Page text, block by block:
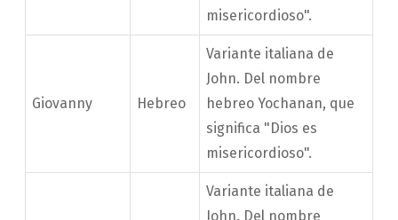
misericordioso".
Giovanny Hebreo
Variante italiana de
John. Del nombre
hebreo Yochanan, que
significa "Dios es
misericordioso".
Variante italiana de
John. Del nombre